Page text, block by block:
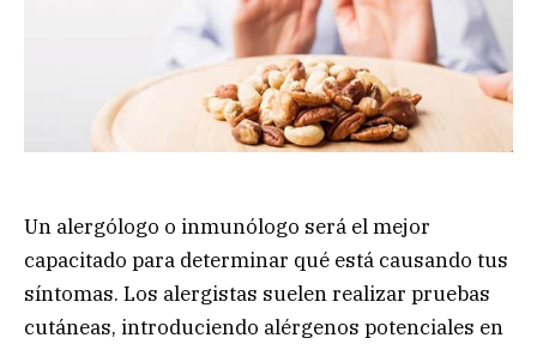
Un alergólogo o inmunólogo será el mejor
capacitado para determinar qué está causando tus
síntomas. Los alergistas suelen realizar pruebas
cutáneas, introduciendo alérgenos potenciales en